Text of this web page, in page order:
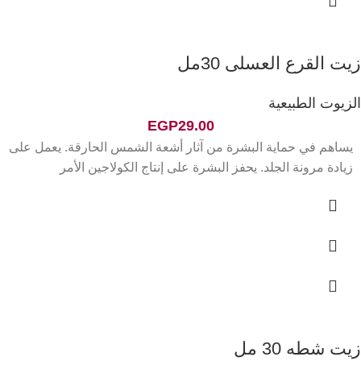
زيت القرع العسلى 30مل
الزيوت الطبيعية
EGP29.00
يساهم في حماية البشرة من آثار أشعة الشمس الحارقة. يعمل على
زيادة مرونة الجلد. يحفز البشرة على إنتاج الكولاجين الأمر
زيت شطه 30 مل